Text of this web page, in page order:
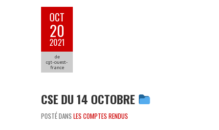
OCT
20
2021
de
cgt-ouest-
france
CSE DU 14 OCTOBRE
POSTÉ DANS LES COMPTES RENDUS